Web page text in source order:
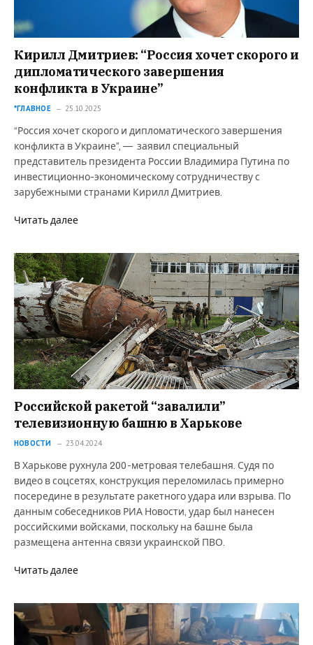
Кирилл Дмитриев: “Россия хочет скорого и
дипломатического завершения
конфликта в Украине”
*ГЛАВНОЕ 25.10.2025
“Россия хочет скорого и дипломатического завершения
конфликта в Украине”, — заявил специальный
представитель президента России Владимира Путина по
инвестиционно-экономическому сотрудничеству с
зарубежными странами Кирилл Дмитриев.
Читать далее
Российской ракетой “завалили”
телевизионную башню в Харькове
НОВОСТИ 23.04.2024
В Харькове рухнула 200-метровая телебашня. Судя по
видео в соцсетях, конструкция переломилась примерно
посередине в результате ракетного удара или взрыва. По
данным собеседников РИА Новости, удар был нанесен
российскими войсками, поскольку на башне была
размещена антенна связи украинской ПВО.
Читать далее